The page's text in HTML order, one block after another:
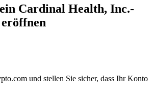
Cardinal Health, Inc.-
und stellen Sie sicher, dass Ihr Konto